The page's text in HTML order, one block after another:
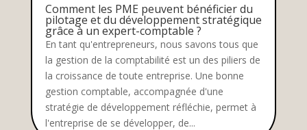
Comment les PME peuvent bénéficier du
pilotage et du développement stratégique
grâce à un expert-comptable ?
En tant qu'entrepreneurs, nous savons tous que
la gestion de la comptabilité est un des piliers de
la croissance de toute entreprise. Une bonne
gestion comptable, accompagnée d'une
stratégie de développement réfléchie, permet à
l'entreprise de se développer, de...